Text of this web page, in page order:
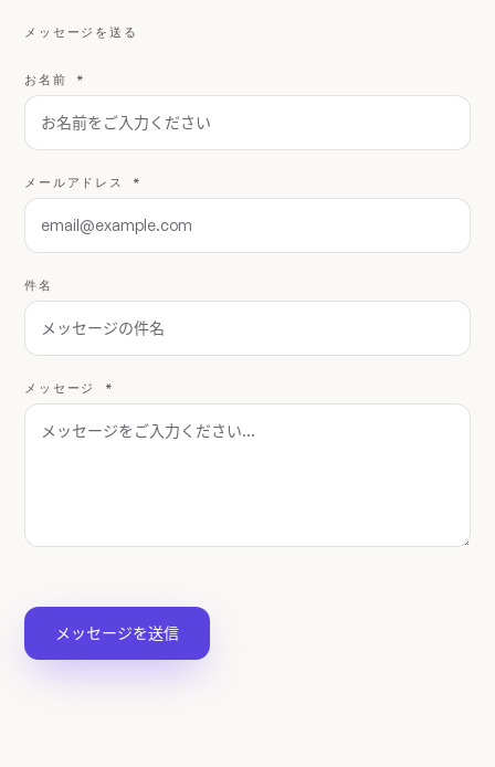
メッセージを送る
お名前 *
メールアドレス *
件名
メッセージ *
メッセージを送信